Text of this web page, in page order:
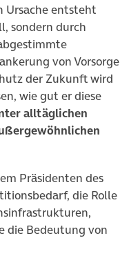
Ursache entsteht
sondern durch
von Vorsorge
der Zukunft wird
wie gut er diese
alltäglichen
Präsidenten des
die Rolle
die Bedeutung von